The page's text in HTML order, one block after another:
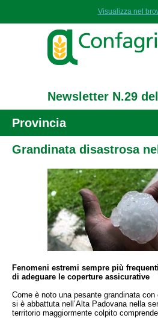
Visualizza nel
Newsletter N.29
Provincia
Grandinata disastrosa
Fenomeni estremi sempre più
di adeguare le coperture assicurative
Come è noto una pesante grandinata
si è abbattuta nell’Alta Padovana nella
territorio maggiormente colpito